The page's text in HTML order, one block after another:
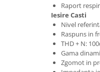
Masini de fum si ceata
Moving Head-uri
Par Led si Pinspot
Raport
Iesire Casti
Nivel
Raspuns in
THD + N:
Gama
Zgomot in